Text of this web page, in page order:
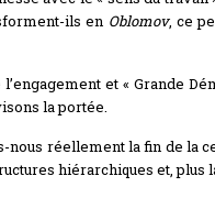
ils en Oblomov, ce
et « Grande
la portée.
nous réellement la fin de la
hiérarchiques et,